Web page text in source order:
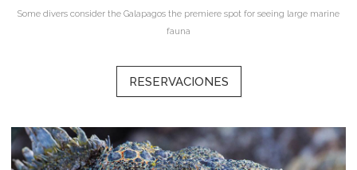
Some divers consider the Galapagos the premiere spot for seeing large marine
fauna
RESERVACIONES